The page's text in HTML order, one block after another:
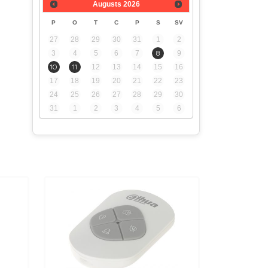
Augusts 2026
P O T C P S SV
27 28 29 30 31 1
2
3
4 5 6 7 8
9
10
11 12 13 14 15
16
17
18 19 20 21 22
23
24
25 26 27 28 29
30
31
1 2 3 4 5 6